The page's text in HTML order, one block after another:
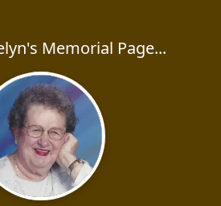
Memorial Page...